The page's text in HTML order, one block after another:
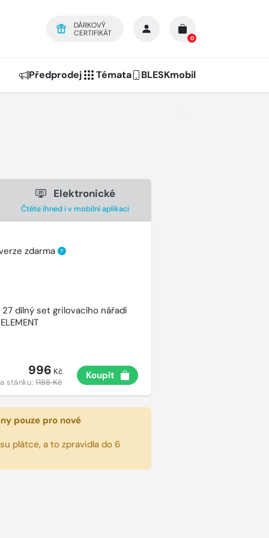
DÁRKOVÝ
CERTIFIKÁT
0
Předprodej Témata BLESKmobil
Elektronické
Čtěte ihned i v mobilní aplikaci
zdarma ?
27 dílný set grilovacího nářadí
996 Kč
stánku:1188 Kč
Koupit
pouze pro nové
plátce, a to zpravidla do 6